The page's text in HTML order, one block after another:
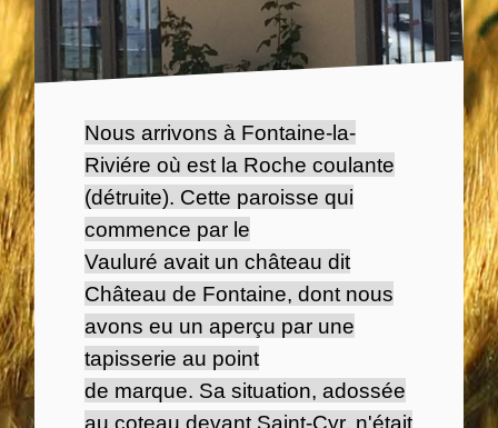
Nous arrivons à Fontaine-la-
Riviére où est la Roche coulante
(détruite). Cette paroisse qui
commence par le
Vauluré avait un château dit
Château de Fontaine, dont nous
avons eu un aperçu par une
tapisserie au point
de marque. Sa situation, adossée
au coteau devant Saint-Cyr, n'était